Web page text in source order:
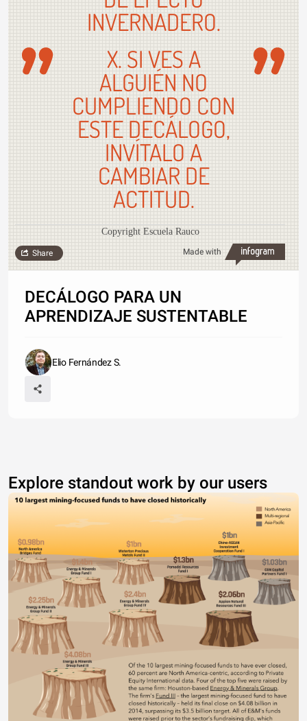
INVERNADERO.
X. SI VES A
ALGUIÉN NO
CUMPLIENDO CON
ESTE DECÁLOGO,
INVÍTALO A
CAMBIAR DE
ACTITUD.
Copyright Escuela Rauco
Made with
Share
DECÁLOGO PARA UN
APRENDIZAJE SUSTENTABLE
Elio Fernández S.
Explore standout work by our users